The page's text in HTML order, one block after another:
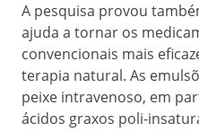
A pesquisa provou
ajuda a tornar os
convencionais mais
terapia natural. As
peixe intravenoso, em
ácidos graxos poli-